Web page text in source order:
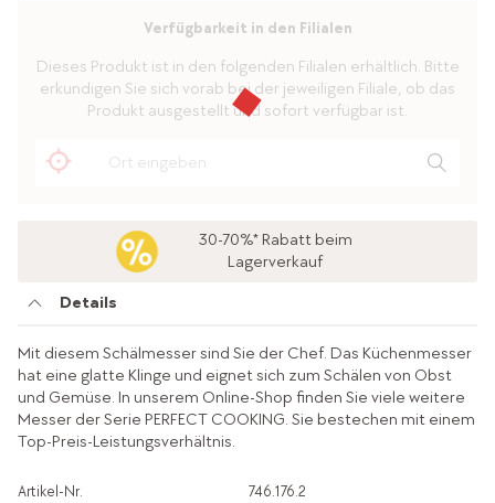
Verfügbarkeit in den Filialen
Dieses Produkt ist in den folgenden Filialen erhältlich. Bitte
erkundigen Sie sich vorab bei der jeweiligen Filiale, ob das
Produkt ausgestellt und sofort verfügbar ist.
30-70%* Rabatt beim
Lagerverkauf
Details
Mit diesem Schälmesser sind Sie der Chef. Das Küchenmesser
hat eine glatte Klinge und eignet sich zum Schälen von Obst
und Gemüse. In unserem Online-Shop finden Sie viele weitere
Messer der Serie PERFECT COOKING. Sie bestechen mit einem
Top-Preis-Leistungsverhältnis.
Artikel-Nr.
746.176.2